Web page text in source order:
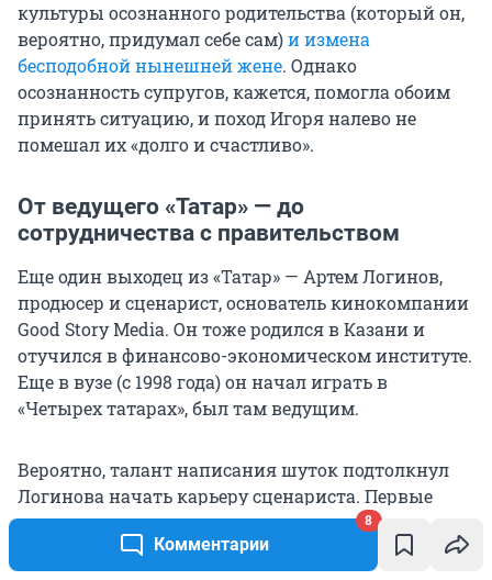
Комментарии
8
культуры осознанного родительства (который он,
вероятно, придумал себе сам)и измена
бесподобной нынешней жене. Однако
осознанность супругов, кажется, помогла обоим
принять ситуацию, и поход Игоря налево не
помешал их «долго и счастливо».
От ведущего «Татар» — до
сотрудничества с правительством
Еще один выходец из «Татар» — Артем Логинов,
продюсер и сценарист, основатель кинокомпании
Good Story Media. Он тоже родился в Казани и
отучился в финансово-экономическом институте.
Еще в вузе (с 1998 года) он начал играть в
«Четырех татарах», был там ведущим.
Вероятно, талант написания шуток подтолкнул
Логинова начать карьеру сценариста. Первые
работы — «Кадетство», «Папины дочки», «Универ»
на ТНТ. В 2008 году он и еще два компаньона